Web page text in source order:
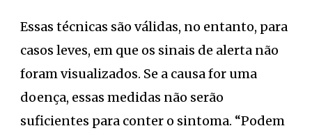
Essas técnicas são válidas, no entanto, para
casos leves, em que os sinais de alerta não
foram visualizados. Se a causa for uma
doença, essas medidas não serão
suficientes para conter o sintoma. “Podem